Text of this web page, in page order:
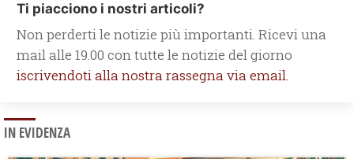
Ti piacciono i nostri articoli?
Non perderti le notizie più importanti. Ricevi una
mail alle 19.00 con tutte le notizie del giorno
iscrivendoti alla nostra rassegna via email.
IN EVIDENZA